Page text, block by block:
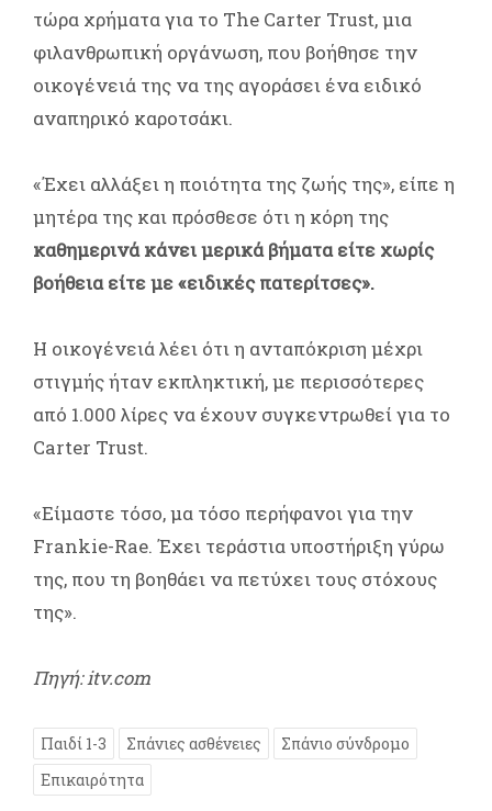
τώρα χρήματα για το The Carter Trust, μια
φιλανθρωπική οργάνωση, που βοήθησε την
οικογένειά της να της αγοράσει ένα ειδικό
αναπηρικό καροτσάκι.
«Έχει αλλάξει η ποιότητα της ζωής της», είπε η
μητέρα της και πρόσθεσε ότι η κόρη της
καθημερινά κάνει μερικά βήματα είτε χωρίς
βοήθεια είτε με «ειδικές πατερίτσες».
Η οικογένειά λέει ότι η ανταπόκριση μέχρι
στιγμής ήταν εκπληκτική, με περισσότερες
από 1.000 λίρες να έχουν συγκεντρωθεί για το
Carter Trust.
«Είμαστε τόσο, μα τόσο περήφανοι για την
Frankie-Rae. Έχει τεράστια υποστήριξη γύρω
της, που τη βοηθάει να πετύχει τους στόχους
της».
Πηγή: itv.com
Παιδί 1-3 Σπάνιες ασθένειες
Σπάνιο σύνδρομο
Επικαιρότητα